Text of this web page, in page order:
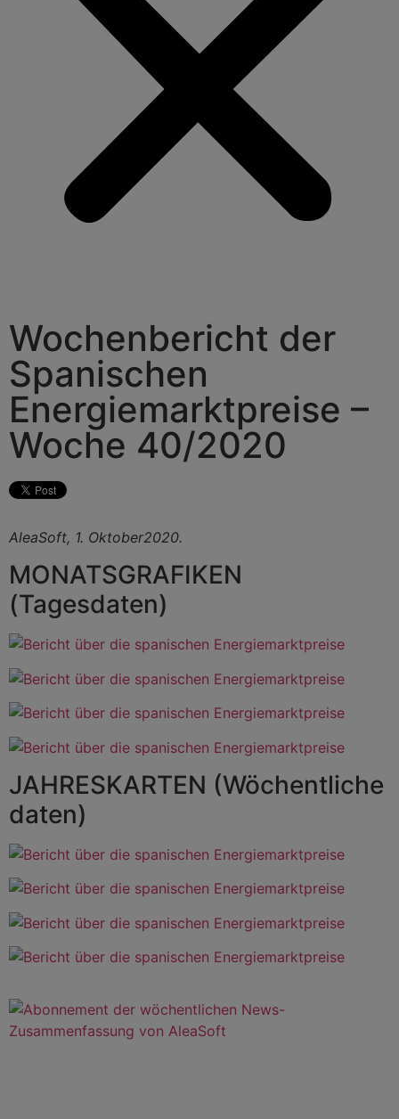
Wochenbericht der
Spanischen
Energiemarktpreise –
Woche 40/2020
AleaSoft, 1. Oktober2020.
MONATSGRAFIKEN
(Tagesdaten)
JAHRESKARTEN (Wöchentliche
daten)